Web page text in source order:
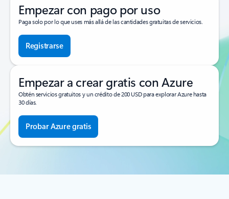
Empezar con pago por uso
Paga solo por lo que uses más allá de las cantidades gratuitas de servicios.
Registrarse
Empezar a crear gratis con Azure
Obtén servicios gratuitos y un crédito de 200 USD para explorar Azure hasta
30 días.
Probar Azure gratis